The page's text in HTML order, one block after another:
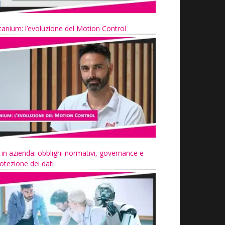
l’evoluzione del Motion Control
in azienda: obblighi normativi, governance e
dei dati